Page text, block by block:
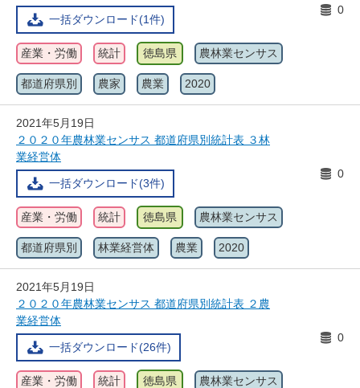
一括ダウンロード(1件)
0
産業・労働 統計 徳島県 農林業センサス
都道府県別 農家 農業 2020
2021年5月19日
２０２０年農林業センサス 都道府県別統計表 ３林
業経営体
一括ダウンロード(3件)
0
産業・労働 統計 徳島県 農林業センサス
都道府県別 林業経営体 農業 2020
2021年5月19日
２０２０年農林業センサス 都道府県別統計表 ２農
業経営体
一括ダウンロード(26件)
0
産業・労働 統計 徳島県 農林業センサス